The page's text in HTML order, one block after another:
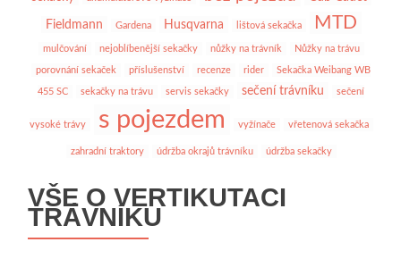
Fieldmann Gardena Husqvarna lištová sekačka MTD
mulčování nejoblíbenější sekačky nůžky na trávník Nůžky na trávu
porovnání sekaček příslušenství recenze rider Sekačka Weibang WB
455 SC sekačky na trávu servis sekačky sečení trávníku sečení
vysoké trávy s pojezdem vyžínače vřetenová sekačka
zahradní traktory údržba okrajů trávníku údržba sekačky
VŠE O VERTIKUTACI
TRÁVNÍKU